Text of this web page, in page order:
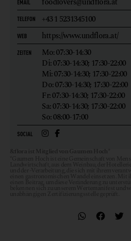
EMAIL
TELEFON +43 1 5231345100
WEB https://www.undflora.at/
ZEITEN
Mo: 07:30-14:30
Di: 07:30-14:30; 17:30-22:00
Mi: 07:30-14:30; 17:30-22:00
Do: 07:30-14:30; 17:30-22:00
Fr: 07:30-14:30; 17:30-22:00
Sa: 07:30-14:30; 17:30-22:00
So: 08:00-17:00
SOCIAL